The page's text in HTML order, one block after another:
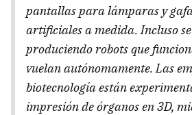
pantallas para lámparas y
artificiales a medida. Incluso
produciendo robots que
vuelan autónomamente. Las
biotecnología están
impresión de órganos en 3D,